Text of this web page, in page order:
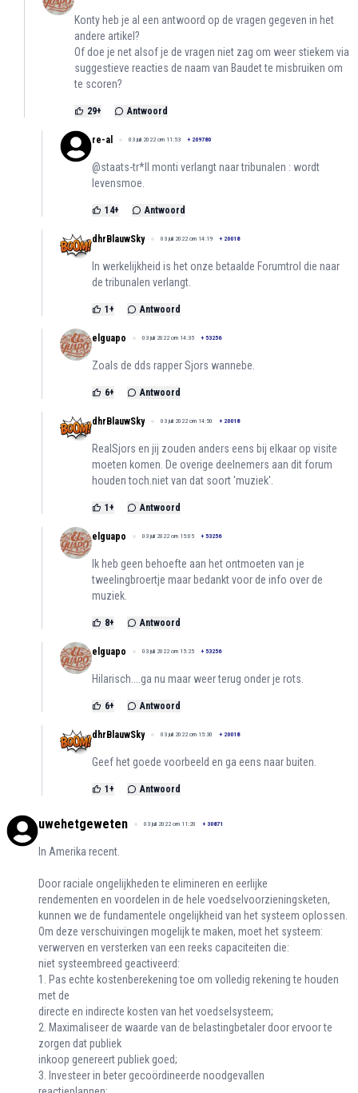
Konty heb je al een antwoord op de vragen gegeven in het
andere artikel?
Of doe je net alsof je de vragen niet zag om weer stiekem via
suggestieve reacties de naam van Baudet te misbruiken om
te scoren?
29+ Antwoord
re-al 03 juli 2022 om 11:53 + 209780
@staats-tr*ll monti verlangt naar tribunalen : wordt
levensmoe.
14+ Antwoord
dhrBlauwSky 03 juli 2022 om 14:19 + 20018
In werkelijkheid is het onze betaalde Forumtrol die naar
de tribunalen verlangt.
1 + Antwoord
elguapo 03 juli 2022 om 14:35 + 53256
Zoals de dds rapper Sjors wannebe.
6+ Antwoord
dhrBlauwSky 03 juli 2022 om 14:50 + 20018
RealSjors en jij zouden anders eens bij elkaar op visite
moeten komen. De overige deelnemers aan dit forum
houden toch.niet van dat soort 'muziek'.
1 + Antwoord
elguapo 03 juli 2022 om 15:05 + 53256
Ik heb geen behoefte aan het ontmoeten van je
tweelingbroertje maar bedankt voor de info over de
muziek.
8+ Antwoord
elguapo 03 juli 2022 om 15:25 + 53256
Hilarisch....ga nu maar weer terug onder je rots.
6+ Antwoord
dhrBlauwSky 03 juli 2022 om 15:30 + 20018
Geef het goede voorbeeld en ga eens naar buiten.
1 + Antwoord
uwehetgeweten 03 juli 2022 om 11:20 + 30871
In Amerika recent.
Door raciale ongelijkheden te elimineren en eerlijke
rendementen en voordelen in de hele voedselvoorzieningsketen,
kunnen we de fundamentele ongelijkheid van het systeem oplossen.
Om deze verschuivingen mogelijk te maken, moet het systeem:
verwerven en versterken van een reeks capaciteiten die:
niet systeembreed geactiveerd:
1. Pas echte kostenberekening toe om volledig rekening te houden
met de
directe en indirecte kosten van het voedselsysteem;
2. Maximaliseer de waarde van de belastingbetaler door ervoor te
zorgen dat publiek
inkoop genereert publiek goed;
3. Investeer in beter gecoördineerde noodgevallen